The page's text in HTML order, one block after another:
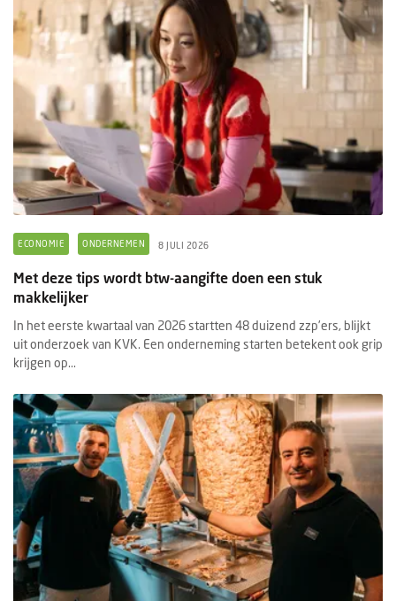
ECONOMIE ONDERNEMEN 8 JULI 2026
Met deze tips wordt btw-aangifte doen een stuk
makkelijker
In het eerste kwartaal van 2026 startten 48 duizend zzp’ers, blijkt
uit onderzoek van KVK. Een onderneming starten betekent ook grip
krijgen op...